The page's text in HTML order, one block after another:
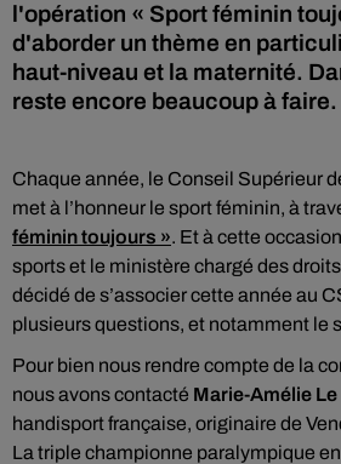
l'opération « Sport féminin
d'aborder un thème en
haut-niveau et la maternité.
reste encore beaucoup à faire.
Chaque année, le Conseil Supérieur
met à l’honneur le sport féminin, à
féminin toujours ». Et à cette
sports et le ministère chargé des
décidé de s’associer cette année au
plusieurs questions, et notamment le
Pour bien nous rendre compte de la
nous avons contacté Marie-Amélie Le
handisport française, originaire de
La triple championne paralympique